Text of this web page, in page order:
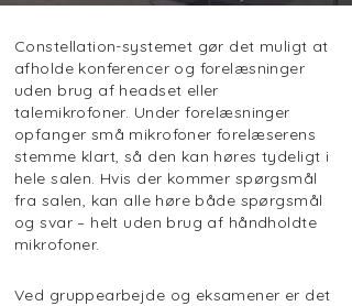
Constellation-systemet gør det muligt at
afholde konferencer og forelæsninger
uden brug af headset eller
talemikrofoner. Under forelæsninger
opfanger små mikrofoner forelæserens
stemme klart, så den kan høres tydeligt i
hele salen. Hvis der kommer spørgsmål
fra salen, kan alle høre både spørgsmål
og svar – helt uden brug af håndholdte
mikrofoner.
Ved gruppearbejde og eksamener er det